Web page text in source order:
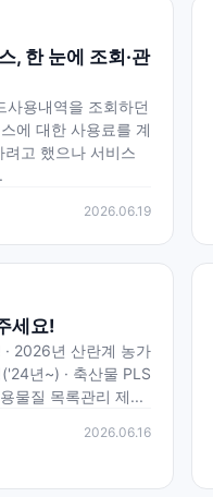
, 한 눈에 조회·관
사용내역을 조회하던
에 대한 사용료를 계
고 했으나 서비스
2026.06.19
세요!
2026년 산란계 농가
년~) · 축산물 PLS
물질 목록관리 제...
2026.06.16